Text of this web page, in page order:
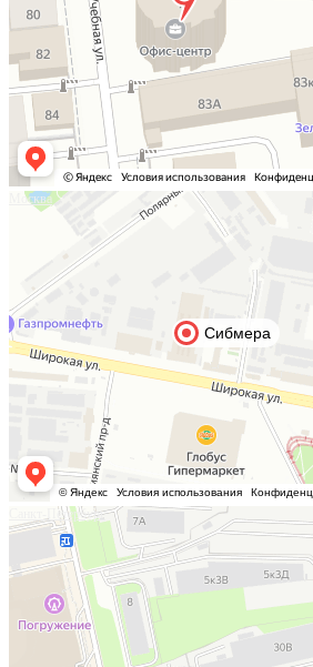
Москва
Санкт-Петербург